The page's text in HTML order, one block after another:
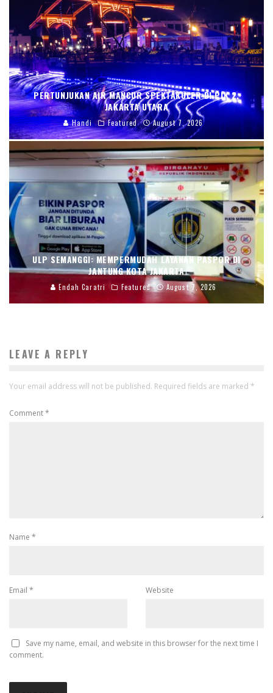
PERTUNJUKAN AIR MANCUR SPEKTAKULER DI PIK 2,
JAKARTA UTARA
Handi Featured August 7, 2026
ULP SEMANGGI: MEMPERMUDAH LAYANAN PASPOR DI
JANTUNG KOTA JAKARTA
Endah Caratri Featured August 7, 2026
LEAVE A REPLY
Your email address will not be published. Required fields are marked *
Comment*
Name *
Email * Website
Save my name, email, and website in this browser for the next time I
comment.